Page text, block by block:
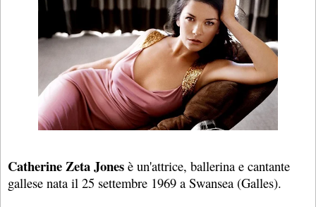
Catherine Zeta Jones è un'attrice, ballerina e cantante
gallese nata il 25 settembre 1969 a Swansea (Galles).